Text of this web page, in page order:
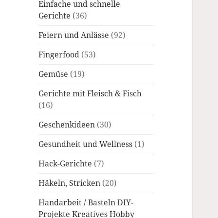
Einfache und schnelle
Gerichte (36)
Feiern und Anlässe (92)
Fingerfood (53)
Gemüse (19)
Gerichte mit Fleisch & Fisch
(16)
Geschenkideen (30)
Gesundheit und Wellness (1)
Hack-Gerichte (7)
Häkeln, Stricken (20)
Handarbeit / Basteln DIY-
Projekte Kreatives Hobby